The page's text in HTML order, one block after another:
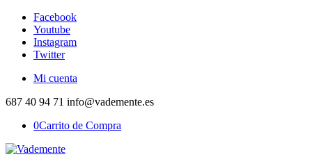
Facebook
Youtube
Instagram
Twitter
Mi cuenta
687 40 94 71 info@vademente.es
0Carrito de Compra